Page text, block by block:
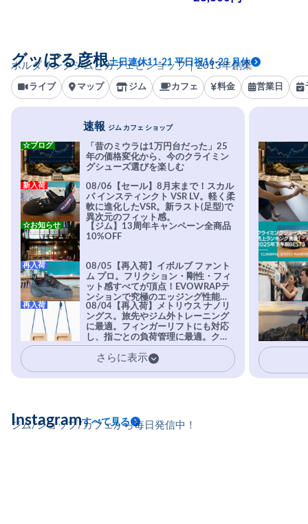
ボルダリングジムとカフェとショップ｜2013年創業
グッぼる彦根土日連休11-21 平日祝16-23 月休
ライブ マップ ジム カフェ 料金 営業日
速報 ジム カフェ ショップ
「昔のミウラは1万円台だった」25
年の価格変化から、今のクライミン
グシューズ選びを楽しむ
☆ブログ
08/06【セール】8月末まで！スカル
パ インスティンクト VSR LV。軽く柔
軟に進化したVSR。新ラスト(足型)で
異次元のフィット感。
新入荷
【ジム】13周年キャンペーン全商品
10%OFF
☆お知らせ
08/05【再入荷】イボルブ ファント
ム プロ。フリクション・剛性・フィ
ット感すべてが頂点！EVOWRAPテ
ンションで究極のエッジング性能を
実現。進化系ラバーEvo-74はTRAX
を凌駕する粘着力で極小ホールドに
安心感。
再入荷
08/04【再入荷】メトリウス ナノリ
ングス。旅先やジム外トレーニング
に最適。フィンガーリフトにも対応
し、指ごとの負荷管理に最適。クラ
イマーの指を本気で鍛えるギア。
再入荷
さらに表示
ジム/ショップ/カフェから毎日発信中！
Instagramすべて見る